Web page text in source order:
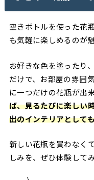
空きボトルを使った花
も気軽に楽しめるのが魅
お好きな色を塗ったり
だけで、お部屋の雰囲
に一つだけの花瓶が出
ば、見るたびに楽しい
出のインテリアとして
新しい花瓶を買わなく
しみを、ぜひ体験して